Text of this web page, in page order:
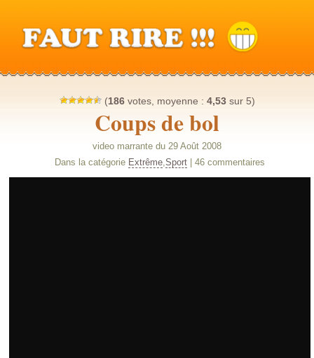
(186votes, moyenne : 4,53sur 5)
Coups de bol
video marrante du 29 Août 2008
Dans la catégorie Extrême,Sport | 46 commentaires